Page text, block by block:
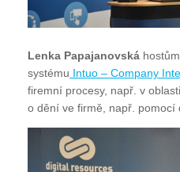
Lenka Papajanovská
systému Intuo – Company
firemní procesy, např. v
o dění ve firmě, např. pomocí